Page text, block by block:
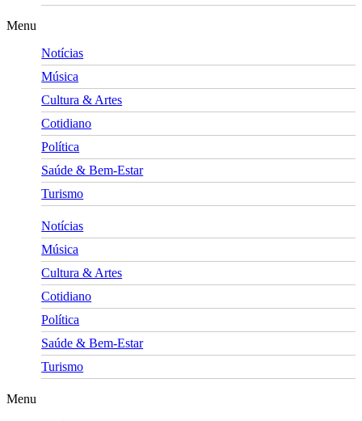
Menu
Notícias
Música
Cultura & Artes
Cotidiano
Política
Saúde & Bem-Estar
Turismo
Notícias
Música
Cultura & Artes
Cotidiano
Política
Saúde & Bem-Estar
Turismo
Menu